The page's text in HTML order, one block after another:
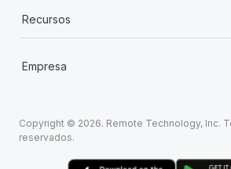
Recursos
Empresa
Copyright © 2026. Remote Technology, Inc.
reservados.